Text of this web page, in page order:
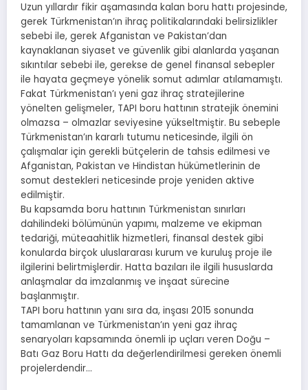
Uzun yıllardır fikir aşamasında kalan boru hattı projesinde,
gerek Türkmenistan’ın ihraç politikalarındaki belirsizlikler
sebebi ile, gerek Afganistan ve Pakistan’dan
kaynaklanan siyaset ve güvenlik gibi alanlarda yaşanan
sıkıntılar sebebi ile, gerekse de genel finansal sebepler
ile hayata geçmeye yönelik somut adımlar atılamamıştı.
Fakat Türkmenistan’ı yeni gaz ihraç stratejilerine
yönelten gelişmeler, TAPI boru hattının stratejik önemini
olmazsa – olmazlar seviyesine yükseltmiştir. Bu sebeple
Türkmenistan’ın kararlı tutumu neticesinde, ilgili ön
çalışmalar için gerekli bütçelerin de tahsis edilmesi ve
Afganistan, Pakistan ve Hindistan hükümetlerinin de
somut destekleri neticesinde proje yeniden aktive
edilmiştir.
Bu kapsamda boru hattının Türkmenistan sınırları
dahilindeki bölümünün yapımı, malzeme ve ekipman
tedariği, müteaahitlik hizmetleri, finansal destek gibi
konularda birçok uluslararası kurum ve kuruluş proje ile
ilgilerini belirtmişlerdir. Hatta bazıları ile ilgili hususlarda
anlaşmalar da imzalanmış ve inşaat sürecine
başlanmıştır.
TAPI boru hattının yanı sıra da, inşası 2015 sonunda
tamamlanan ve Türkmenistan’ın yeni gaz ihraç
senaryoları kapsamında önemli ip uçları veren Doğu –
Batı Gaz Boru Hattı da değerlendirilmesi gereken önemli
projelerdendir…